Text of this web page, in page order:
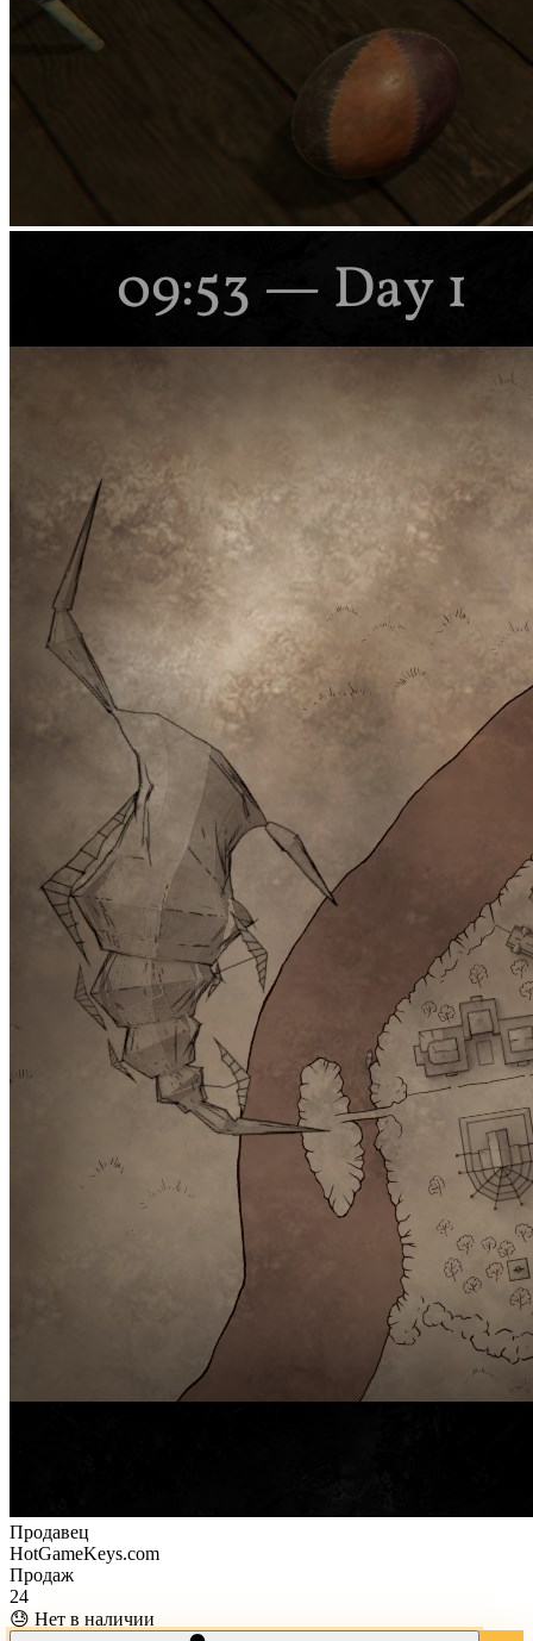
Продавец
HotGameKeys.com
Продаж
24
😓 Нет в наличии